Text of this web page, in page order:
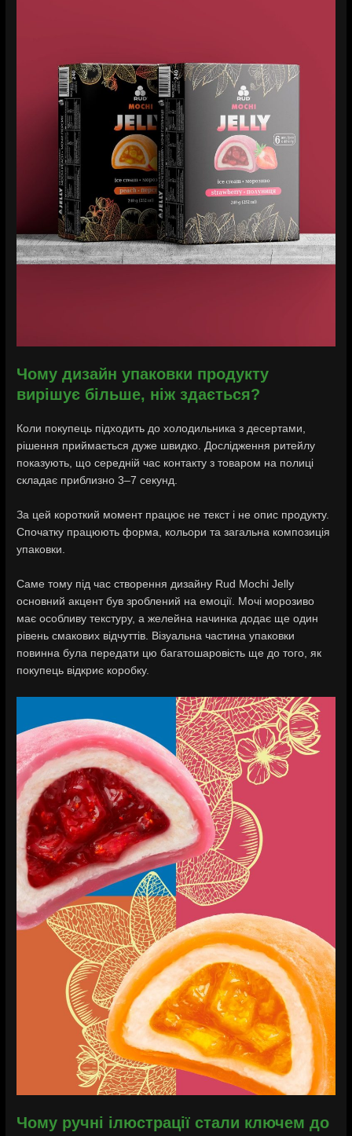
Чому дизайн упаковки продукту
вирішує більше, ніж здається?
Коли покупець підходить до холодильника з десертами,
рішення приймається дуже швидко. Дослідження ритейлу
показують, що середній час контакту з товаром на полиці
складає приблизно 3–7 секунд.
За цей короткий момент працює не текст і не опис продукту.
Спочатку працюють форма, кольори та загальна композиція
упаковки.
Саме тому під час створення дизайну Rud Mochi Jelly
основний акцент був зроблений на емоції. Мочі морозиво
має особливу текстуру, а желейна начинка додає ще один
рівень смакових відчуттів. Візуальна частина упаковки
повинна була передати цю багатошаровість ще до того, як
покупець відкриє коробку.
Чому ручні ілюстрації стали ключем до